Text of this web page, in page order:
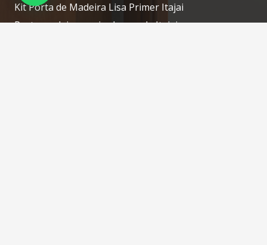
Kit Porta de Madeira Lisa Primer Itajai
Porta madeira maciça laqueada Itajai